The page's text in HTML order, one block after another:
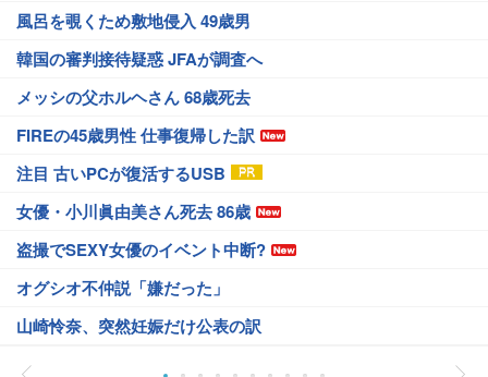
風呂を覗くため敷地侵入 49歳男
韓国の審判接待疑惑 JFAが調査へ
メッシの父ホルヘさん 68歳死去
FIREの45歳男性 仕事復帰した訳
注目 古いPCが復活するUSB
女優・小川眞由美さん死去 86歳
盗撮でSEXY女優のイベント中断?
オグシオ不仲説「嫌だった」
山崎怜奈、突然妊娠だけ公表の訳